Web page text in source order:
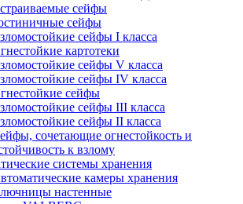
сейфы
сейфы
сейфы I класса
картотеки
сейфы V класса
сейфы IV класса
сейфы
сейфы III класса
сейфы II класса
сочетающие огнестойкость и
к взлому
системы хранения
камеры хранения
настенные